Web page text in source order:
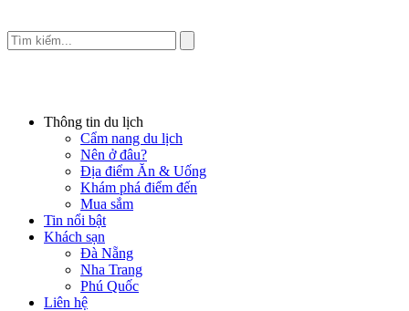
Thông tin du lịch
Cẩm nang du lịch
Nên ở đâu?
Địa điểm Ăn & Uống
Khám phá điểm đến
Mua sắm
Tin nổi bật
Khách sạn
Đà Nẵng
Nha Trang
Phú Quốc
Liên hệ